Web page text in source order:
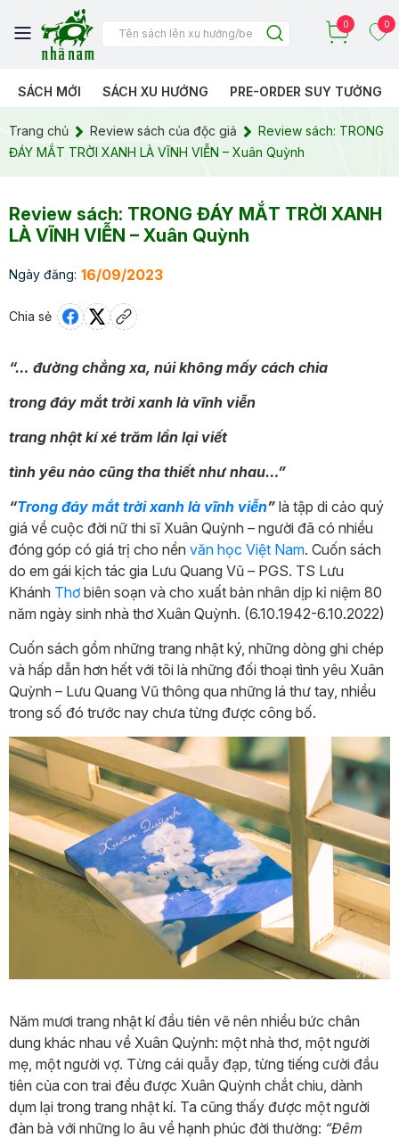
0 0
SÁCH MỚI SÁCH XU HƯỚNG PRE-ORDER SUY TƯỞNG
Trang chủ Review sách của độc giả
Review sách: TRONG
ĐÁY MẮT TRỜI XANH LÀ VĨNH VIỄN – Xuân Quỳnh
Review sách: TRONG ĐÁY MẮT TRỜI XANH
LÀ VĨNH VIỄN – Xuân Quỳnh
Ngày đăng: 16/09/2023
Chia sẻ
“… đường chẳng xa, núi không mấy cách chia
trong đáy mắt trời xanh là vĩnh viễn
trang nhật kí xé trăm lần lại viết
tình yêu nào cũng tha thiết như nhau…”
“Trong đáy mắt trời xanh là vĩnh viễn” là tập di cảo quý
giá về cuộc đời nữ thi sĩ Xuân Quỳnh – người đã có nhiều
đóng góp có giá trị cho nền văn học Việt Nam. Cuốn sách
do em gái kịch tác gia Lưu Quang Vũ – PGS. TS Lưu
Khánh Thơ biên soạn và cho xuất bản nhân dịp kỉ niệm 80
năm ngày sinh nhà thơ Xuân Quỳnh. (6.10.1942-6.10.2022)
Cuốn sách gồm những trang nhật ký, những dòng ghi chép
và hấp dẫn hơn hết với tôi là những đối thoại tình yêu Xuân
Quỳnh – Lưu Quang Vũ thông qua những lá thư tay, nhiều
trong số đó trước nay chưa từng được công bố.
Năm mươi trang nhật kí đầu tiên vẽ nên nhiều bức chân
dung khác nhau về Xuân Quỳnh: một nhà thơ, một người
mẹ, một người vợ. Từng cái quẫy đạp, từng tiếng cười đầu
tiên của con trai đều được Xuân Quỳnh chắt chiu, dành
dụm lại trong trang nhật kí. Ta cũng thấy được một người
đàn bà với những lo âu về hạnh phúc đời thường: “Đêm